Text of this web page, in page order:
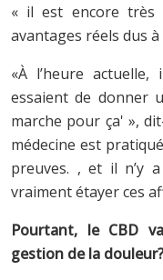
« il est encore très
avantages réels dus
«À l’heure
essaient de donner
marche pour ça' »,
médecine est
preuves. , et il n’y
vraiment étayer ces
Pourtant, le CBD
gestion de la douleur?